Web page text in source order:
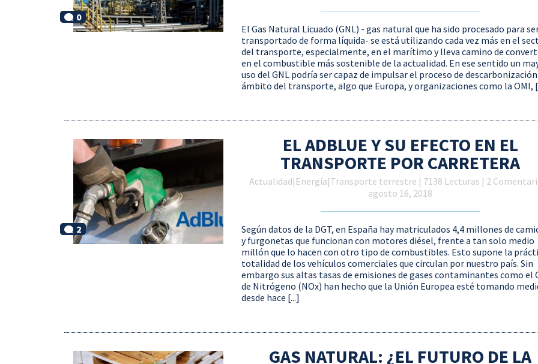
0
El Gas Natural Licuado (GNL) - gas natural que ha sido procesado para
transportado de forma líquida- se está utilizando cada vez más en el
del transporte, especialmente, en el marítimo y lleva camino de
en el combustible más sostenible de la actualidad. En ese sentido un
uso del GNL podría ser capaz de impulsar el proceso de
ámbito del transporte, algo que Europa, y organizaciones como la OMI,
2
EL ADBLUE Y SU EFECTO EN EL
TRANSPORTE POR CARRETERA
Actualidad| Energía|Transporte terrestre | 7138 Lecturas | 2
agosto 16, 2018
Según datos de la DGT, en España hay matriculados 4,4 millones de
y furgonetas que funcionan con motores diésel, frente a tan solo medio
millón que lo hacen con otro tipo de combustibles. Esto supone la
totalidad de los vehículos comerciales que circulan por nuestro país. Sin
embargo sus altas tasas de emisiones de gases contaminantes como el
de Nitrógeno (NOx) han hecho que la Unión Europea esté tomando
desde hace [...]
GAS NATURAL: ¿EL FUTURO DE LA